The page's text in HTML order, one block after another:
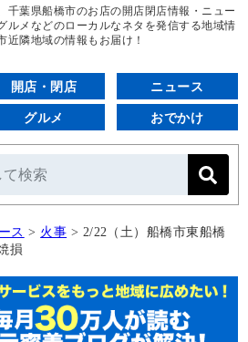
千葉県船橋市のお店の開店閉店情報・ニュー
ルメなどのローカルなネタを発信する地域情
近隣地域の情報もお届け！
開店・閉店 ニュース
グルメ おでかけ
ス > 火事 > 2/22（土）船橋市東船橋
損